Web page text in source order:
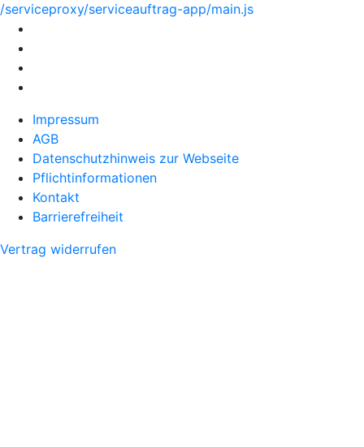
/serviceproxy/serviceauftrag-app/main.js
Impressum
AGB
Datenschutzhinweis zur Webseite
Pflichtinformationen
Kontakt
Barrierefreiheit
Vertrag widerrufen